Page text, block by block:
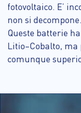
fotovoltaico. E’
non si
Queste batterie
Litio–Cobalto, ma
comunque